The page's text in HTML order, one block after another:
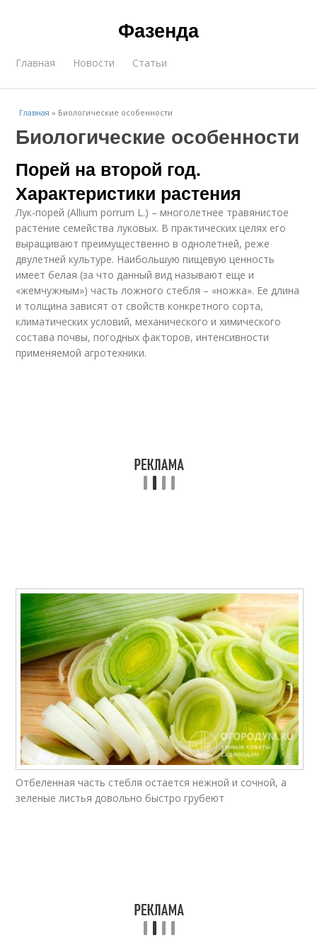
Фазенда
Главная Новости Статьи
Главная » Биологические особенности
Биологические особенности
Порей на второй год.
Характеристики растения
Лук-порей (Allium porrum L.) – многолетнее травянистое
растение семейства луковых. В практических целях его
выращивают преимущественно в однолетней, реже
двулетней культуре. Наибольшую пищевую ценность
имеет белая (за что данный вид называют еще и
«жемчужным») часть ложного стебля – «ножка». Ее длина
и толщина зависят от свойств конкретного сорта,
климатических условий, механического и химического
состава почвы, погодных факторов, интенсивности
применяемой агротехники.
Отбеленная часть стебля остается нежной и сочной, а
зеленые листья довольно быстро грубеют